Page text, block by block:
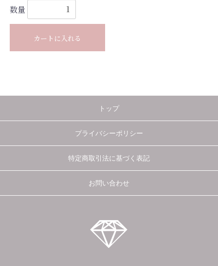
数量
カートに入れる
トップ
プライバシーポリシー
特定商取引法に基づく表記
お問い合わせ